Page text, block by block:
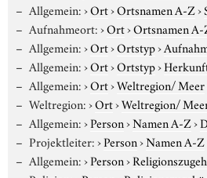
Allgemein:›Ort›Ortsnamen A-Z›
Aufnahmeort:›Ort›Ortsnamen
Allgemein:›Ort›Ortstyp›
Allgemein:›Ort›Ortstyp›
Allgemein:›Ort›Weltregion/ Meer
Weltregion:›Ort›Weltregion/
Allgemein:›Person›Namen A-Z›
Projektleiter:›Person›Namen A-Z
Allgemein:›Person›